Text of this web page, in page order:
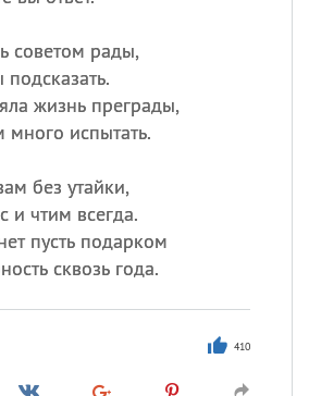
советом рады,
подсказать.
жизнь преграды,
испытать.
без утайки,
и чтим всегда.
пусть подарком
сквозь года.
410
ИМЕНА
Сегодня празднуют именины
Анна
Посмотреть значение